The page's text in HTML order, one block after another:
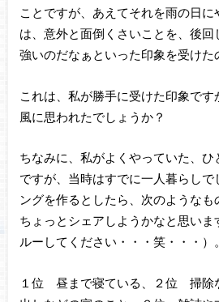
ことですが、あえてそれを雨の日
は、意外と面倒くさいことを、後
強いのだなぁといった印象を受けた
これは、私が勝手に受けた印象で
風に思われたでしょうか？
ちなみに、私がよくやっていた、
ですが、当時はすでに一人暮らし
ングを作るとしたら、次のようなも
ちょっとシェアしようかなと思いま
ルーしてください・・・笑・・・）。
１位 昼まで寝ている、２位 掃除